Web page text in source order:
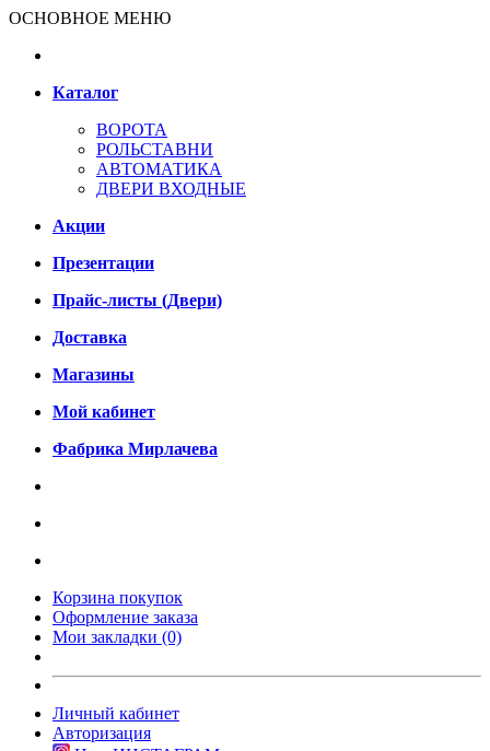
ОСНОВНОЕ МЕНЮ
Каталог
ВОРОТА
РОЛЬСТАВНИ
АВТОМАТИКА
ДВЕРИ ВХОДНЫЕ
Акции
Презентации
Прайс-листы (Двери)
Доставка
Магазины
Мой кабинет
Фабрика Мирлачева
Корзина покупок
Оформление заказа
Мои закладки (0)
Личный кабинет
Авторизация